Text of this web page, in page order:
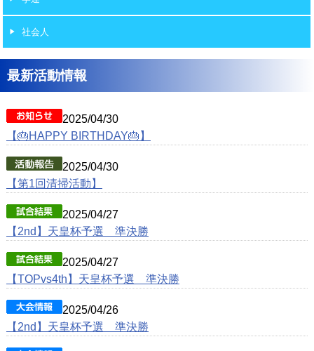
スケジュール
社会人
最新活動情報
2025/04/30
【🎂HAPPY BIRTHDAY🎂】
2025/04/30
【第1回清掃活動】
2025/04/27
【2nd】天皇杯予選 準決勝
2025/04/27
【TOPvs4th】天皇杯予選 準決勝
2025/04/26
【2nd】天皇杯予選 準決勝